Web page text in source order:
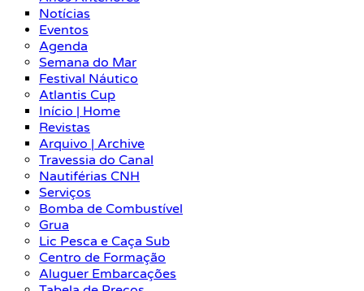
Notícias
Eventos
Agenda
Semana do Mar
Festival Náutico
Atlantis Cup
Início | Home
Revistas
Arquivo | Archive
Travessia do Canal
Nautiférias CNH
Serviços
Bomba de Combustível
Grua
Lic Pesca e Caça Sub
Centro de Formação
Aluguer Embarcações